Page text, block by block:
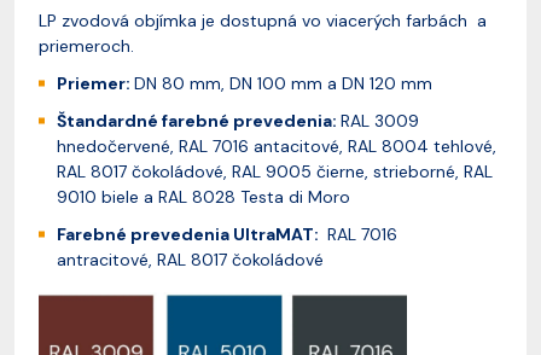
LP zvodová objímka je dostupná vo viacerých farbách a
priemeroch.
Priemer: DN 80 mm, DN 100 mm a DN 120 mm
Štandardné farebné prevedenia: RAL 3009
hnedočervené, RAL 7016 antacitové, RAL 8004 tehlové,
RAL 8017 čokoládové, RAL 9005 čierne, strieborné, RAL
9010 biele a RAL 8028 Testa di Moro
Farebné prevedenia UltraMAT: RAL 7016
antracitové, RAL 8017 čokoládové